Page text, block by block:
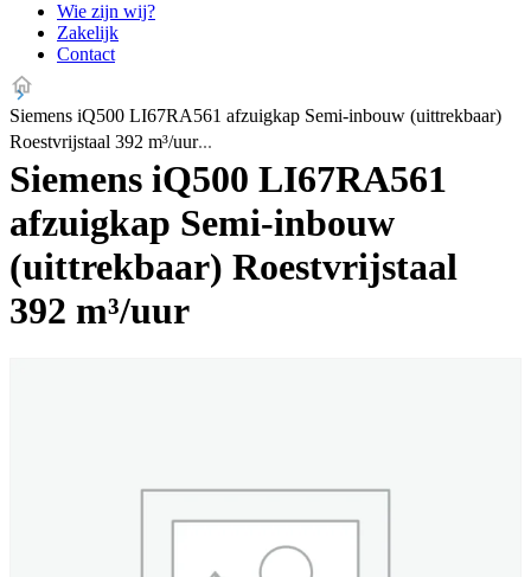
Wie zijn wij?
Zakelijk
Contact
Siemens iQ500 LI67RA561 afzuigkap Semi-inbouw (uittrekbaar)
Roestvrijstaal 392 m³/uur
Siemens iQ500 LI67RA561
afzuigkap Semi-inbouw
(uittrekbaar) Roestvrijstaal
392 m³/uur